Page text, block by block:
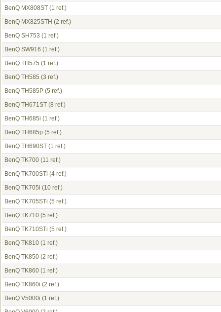
BenQ MX808ST (1 ref.)
BenQ MX825STH (2 ref.)
BenQ SH753 (1 ref.)
BenQ SW916 (1 ref.)
BenQ TH575 (1 ref.)
BenQ TH585 (3 ref.)
BenQ TH585P (5 ref.)
BenQ TH671ST (8 ref.)
BenQ TH685i (1 ref.)
BenQ TH685p (5 ref.)
BenQ TH690ST (1 ref.)
BenQ TK700 (11 ref.)
BenQ TK700STi (4 ref.)
BenQ TK705i (10 ref.)
BenQ TK705STi (5 ref.)
BenQ TK710 (5 ref.)
BenQ TK710STi (5 ref.)
BenQ TK810 (1 ref.)
BenQ TK850 (2 ref.)
BenQ TK860 (1 ref.)
BenQ TK860i (2 ref.)
BenQ V5000i (1 ref.)